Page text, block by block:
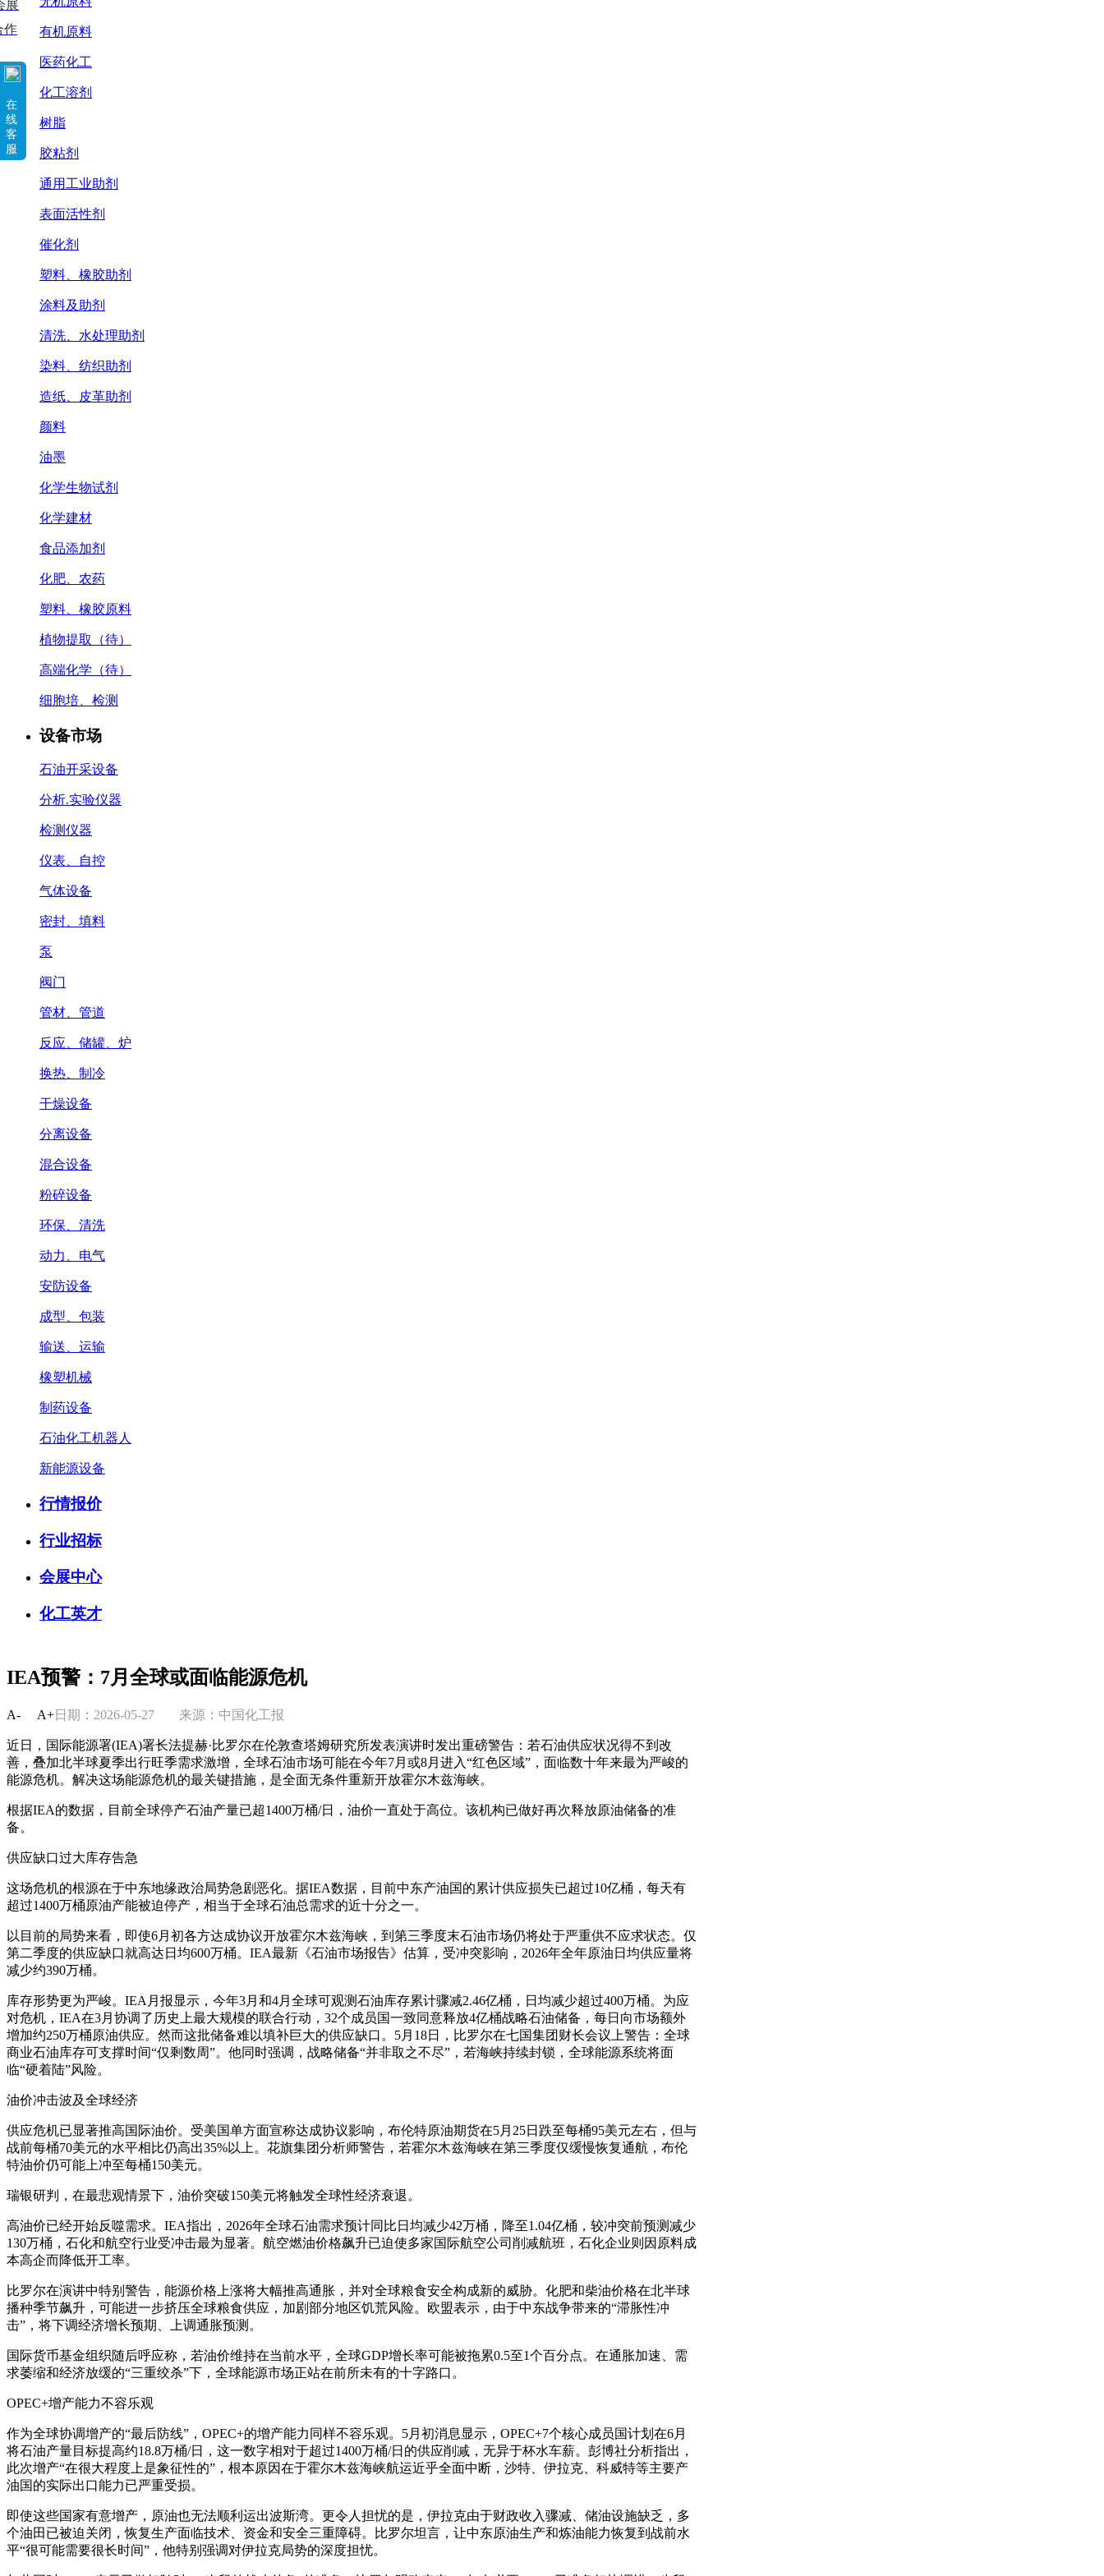
有机原料
医药化工
化工溶剂
树脂
胶粘剂
通用工业助剂
表面活性剂
催化剂
塑料、橡胶助剂
涂料及助剂
清洗、水处理助剂
染料、纺织助剂
造纸、皮革助剂
颜料
油墨
化学生物试剂
化学建材
食品添加剂
化肥、农药
塑料、橡胶原料
植物提取（待）
高端化学（待）
细胞培、检测
设备市场
石油开采设备
分析.实验仪器
检测仪器
仪表、自控
气体设备
密封、填料
泵
阀门
管材、管道
反应、储罐、炉
换热、制冷
干燥设备
分离设备
混合设备
粉碎设备
环保、清洗
动力、电气
安防设备
成型、包装
输送、运输
橡塑机械
制药设备
石油化工机器人
新能源设备
行情报价
行业招标
会展中心
化工英才
展
作
在
线
客
服
IEA预警：7月全球或面临能源危机
A- A+日期：2026-05-27 来源：中国化工报
近日，国际能源署(IEA)署长法提赫·比罗尔在伦敦查塔姆研究所发表演讲时发出重磅警告：若石油供应状况得不到改
善，叠加北半球夏季出行旺季需求激增，全球石油市场可能在今年7月或8月进入“红色区域”，面临数十年来最为严峻的
能源危机。解决这场能源危机的最关键措施，是全面无条件重新开放霍尔木兹海峡。
根据IEA的数据，目前全球停产石油产量已超1400万桶/日，油价一直处于高位。该机构已做好再次释放原油储备的准
备。
供应缺口过大库存告急
这场危机的根源在于中东地缘政治局势急剧恶化。据IEA数据，目前中东产油国的累计供应损失已超过10亿桶，每天有
超过1400万桶原油产能被迫停产，相当于全球石油总需求的近十分之一。
以目前的局势来看，即使6月初各方达成协议开放霍尔木兹海峡，到第三季度末石油市场仍将处于严重供不应求状态。仅
第二季度的供应缺口就高达日均600万桶。IEA最新《石油市场报告》估算，受冲突影响，2026年全年原油日均供应量将
减少约390万桶。
库存形势更为严峻。IEA月报显示，今年3月和4月全球可观测石油库存累计骤减2.46亿桶，日均减少超过400万桶。为应
对危机，IEA在3月协调了历史上最大规模的联合行动，32个成员国一致同意释放4亿桶战略石油储备，每日向市场额外
增加约250万桶原油供应。然而这批储备难以填补巨大的供应缺口。5月18日，比罗尔在七国集团财长会议上警告：全球
商业石油库存可支撑时间“仅剩数周”。他同时强调，战略储备“并非取之不尽”，若海峡持续封锁，全球能源系统将面
临“硬着陆”风险。
油价冲击波及全球经济
供应危机已显著推高国际油价。受美国单方面宣称达成协议影响，布伦特原油期货在5月25日跌至每桶95美元左右，但与
战前每桶70美元的水平相比仍高出35%以上。花旗集团分析师警告，若霍尔木兹海峡在第三季度仅缓慢恢复通航，布伦
特油价仍可能上冲至每桶150美元。
瑞银研判，在最悲观情景下，油价突破150美元将触发全球性经济衰退。
高油价已经开始反噬需求。IEA指出，2026年全球石油需求预计同比日均减少42万桶，降至1.04亿桶，较冲突前预测减少
130万桶，石化和航空行业受冲击最为显著。航空燃油价格飙升已迫使多家国际航空公司削减航班，石化企业则因原料成
本高企而降低开工率。
比罗尔在演讲中特别警告，能源价格上涨将大幅推高通胀，并对全球粮食安全构成新的威胁。化肥和柴油价格在北半球
播种季节飙升，可能进一步挤压全球粮食供应，加剧部分地区饥荒风险。欧盟表示，由于中东战争带来的“滞胀性冲
击”，将下调经济增长预期、上调通胀预测。
国际货币基金组织随后呼应称，若油价维持在当前水平，全球GDP增长率可能被拖累0.5至1个百分点。在通胀加速、需
求萎缩和经济放缓的“三重绞杀”下，全球能源市场正站在前所未有的十字路口。
OPEC+增产能力不容乐观
作为全球协调增产的“最后防线”，OPEC+的增产能力同样不容乐观。5月初消息显示，OPEC+7个核心成员国计划在6月
将石油产量目标提高约18.8万桶/日，这一数字相对于超过1400万桶/日的供应削减，无异于杯水车薪。彭博社分析指出，
此次增产“在很大程度上是象征性的”，根本原因在于霍尔木兹海峡航运近乎全面中断，沙特、伊拉克、科威特等主要产
油国的实际出口能力已严重受损。
即使这些国家有意增产，原油也无法顺利运出波斯湾。更令人担忧的是，伊拉克由于财政收入骤减、储油设施缺乏，多
个油田已被迫关闭，恢复生产面临技术、资金和安全三重障碍。比罗尔坦言，让中东原油生产和炼油能力恢复到战前水
平“很可能需要很长时间”，他特别强调对伊拉克局势的深度担忧。